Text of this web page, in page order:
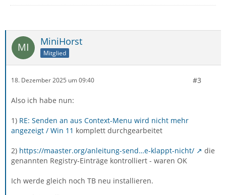
MiniHorst
Mitglied
18. Dezember 2025 um 09:40 #3
Also ich habe nun:
1) RE: Senden an aus Context-Menu wird nicht mehr
angezeigt / Win 11 komplett durchgearbeitet
2) https://maaster.org/anleitung-send…e-klappt-nicht/
die
genannten Registry-Einträge kontrolliert - waren OK
Ich werde gleich noch TB neu installieren.